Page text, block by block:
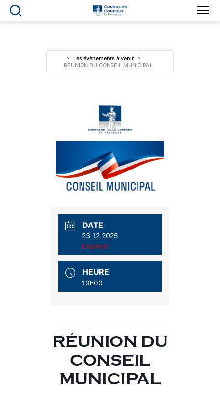
Ville
Confoux
en
Provence
Les évènements à venir
RÉUNION DU CONSEIL MUNICIPAL
DATE
23 12 2025
Expired!
HEURE
19h00
RÉUNION DU
CONSEIL
MUNICIPAL